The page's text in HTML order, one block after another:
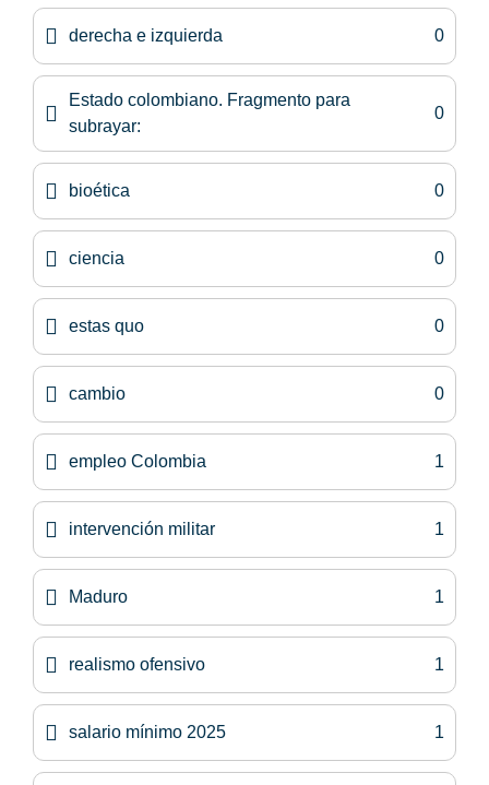
derecha e izquierda 0
Estado colombiano. Fragmento para
subrayar:
0
bioética 0
ciencia 0
estas quo 0
cambio 0
empleo Colombia 1
intervención militar 1
Maduro 1
realismo ofensivo 1
salario mínimo 2025 1